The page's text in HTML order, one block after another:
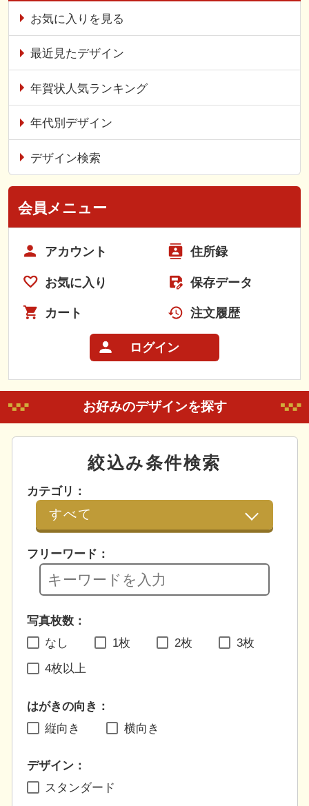
お気に入りを見る
最近見たデザイン
年賀状人気ランキング
年代別デザイン
デザイン検索
会員メニュー
アカウント 住所録
お気に入り 保存データ
カート 注文履歴
ログイン
お好みのデザインを探す
絞込み条件検索
カテゴリ：
フリーワード：
写真枚数：
なし
1枚 2枚 3枚
4枚以上
はがきの向き：
縦向き
横向き
デザイン：
スタンダード